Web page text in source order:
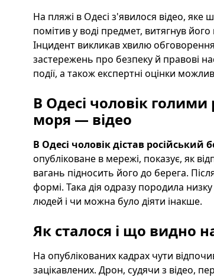
На пляжі в Одесі з'явилося відео, яке
помітив у воді предмет, витягнув
Інцидент викликав хвилю
застережень про безпеку й правові
події, а також експертні оцінки
В Одесі чоловік
моря — відео
В Одесі чоловік дістав російський
опубліковане в мережі, показує, як
вагань підносить його до берега.
формі. Така дія одразу породила
людей і чи можна було діяти інакше.
Як сталося і що видно
На опублікованих кадрах чути
зацікавлених. Дрон, судячи з відео,